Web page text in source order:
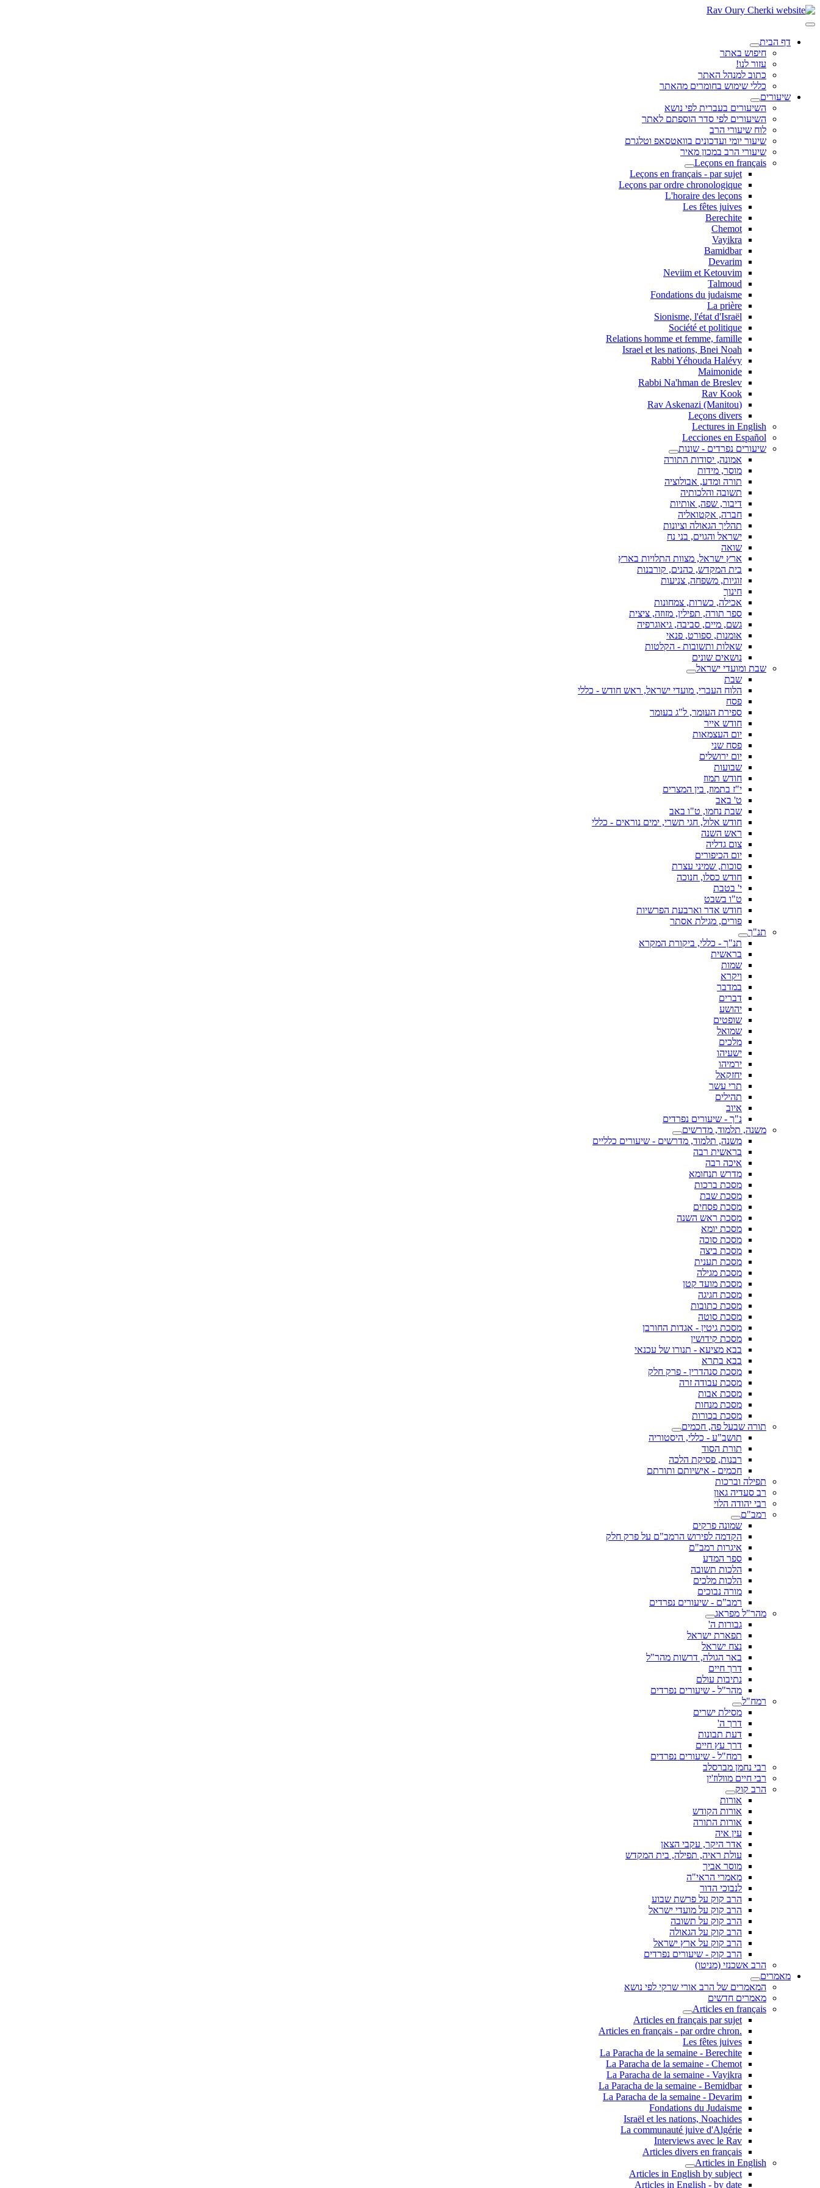
דף הבית
חיפוש באתר
עזור לנו!
כתוב למנהל האתר
כללי שימוש בחומרים מהאתר
שיעורים
השיעורים בעברית לפי נושא
השיעורים לפי סדר הוספתם לאתר
לוח שיעורי הרב
שיעור יומי ועדכונים בוואטסאפ וטלגרם
שיעורי הרב במכון מאיר
Leçons en français
Leçons en français - par sujet
Leçons par ordre chronologique
L'horaire des leçons
Les fêtes juives
Berechite
Chemot
Vayikra
Bamidbar
Devarim
Neviim et Ketouvim
Talmoud
Fondations du judaisme
La prière
Sionisme, l'état d'Israël
Société et politique
Relations homme et femme, famille
Israel et les nations, Bnei Noah
Rabbi Yéhouda Halévy
Maimonide
Rabbi Na'hman de Breslev
Rav Kook
(Rav Askenazi (Manitou
Leçons divers
Lectures in English
Lecciones en Español
שיעורים נפרדים - שונות
אמונה, יסודות התורה
מוסר, מידות
תורה ומדע, אבולוציה
תשובה והלכותיה
דיבור, שפה, אותיות
חברה, אקטואליה
תהליך הגאולה וציונות
ישראל והגוים, בני נח
שואה
ארץ ישראל, מצוות התלויות בארץ
בית המקדש, כהנים, קורבנות
זוגיות, משפחה, צניעות
חינוך
אכילה, כשרות, צמחונות
ספר תורה, תפילין, מזוזה, ציצית
גשם, מיים, סביבה, גיאוגרפיה
אומנות, ספורט, פנאי
שאלות ותשובות - הקלטות
נושאים שונים
שבת ומועדי ישראל
שבת
הלוח העברי, מועדי ישראל, ראש חודש - כללי
פסח
ספירת העומר, ל"ג בעומר
חודש אייר
יום העצמאות
פסח שני
יום ירושלים
שבועות
חודש תמוז
י"ז בתמוז, בין המצרים
ט' באב
שבת נחמו, ט"ו באב
חודש אלול, חגי תשרי, ימים נוראים - כללי
ראש השנה
צום גדליה
יום הכיפורים
סוכות, שמיני עצרת
חודש כסלו, חנוכה
י' בטבת
ט"ו בשבט
חודש אדר וארבעת הפרשיות
פורים, מגילת אסתר
תנ"ך
תנ"ך - כללי, ביקורת המקרא
בראשית
שמות
ויקרא
במדבר
דברים
יהושע
שופטים
שמואל
מלכים
ישעיהו
ירמיהו
יחזקאל
תרי עשר
תהילים
איוב
נ"ך - שיעורים נפרדים
משנה, תלמוד, מדרשים
משנה, תלמוד, מדרשים - שיעורים כלליים
בראשית רבה
איכה רבה
מדרש תנחומא
מסכת ברכות
מסכת שבת
מסכת פסחים
מסכת ראש השנה
מסכת יומא
מסכת סוכה
מסכת ביצה
מסכת תענית
מסכת מגילה
מסכת מועד קטן
מסכת חגיגה
מסכת כתובות
מסכת סוטה
מסכת גיטין - אגדות החורבן
מסכת קידושין
בבא מציעא - תנורו של עכנאי
בבא בתרא
מסכת סנהדרין - פרק חלק
מסכת עבודה זרה
מסכת אבות
מסכת מנחות
מסכת בכורות
תורה שבעל פה, חכמים
תושב"ע - כללי, היסטוריה
תורת הסוד
רבנות, פסיקת הלכה
חכמים - אישיותם ותורתם
תפילה וברכות
רב סעדיה גאון
רבי יהודה הלוי
רמב"ם
שמונה פרקים
הקדמה לפירוש הרמב"ם על פרק חלק
איגרות רמב"ם
ספר המדע
הלכות תשובה
הלכות מלכים
מורה נבוכים
רמב"ם - שיעורים נפרדים
מהר"ל מפראג
גבורות ה'
תפארת ישראל
נצח ישראל
באר הגולה, דרשות מהר"ל
דרך חיים
נתיבות עולם
מהר"ל - שיעורים נפרדים
רמח"ל
מסילת ישרים
דרך ה'
דעת תבונות
דרך עץ חיים
רמח"ל - שיעורים נפרדים
רבי נחמן מברסלב
רבי חיים מוולוז'ין
הרב קוק
אורות
אורות הקודש
אורות התורה
עין איה
אדר היקר, עקבי הצאן
עולת ראיה, תפילה, בית המקדש
מוסר אביך
מאמרי הראי"ה
לנבוכי הדור
הרב קוק על פרשת שבוע
הרב קוק על מועדי ישראל
הרב קוק על תשובה
הרב קוק על הגאולה
הרב קוק על ארץ ישראל
הרב קוק - שיעורים נפרדים
הרב אשכנזי (מניטו)
מאמרים
המאמרים של הרב אורי שרקי לפי נושא
מאמרים חדשים
Articles en français
Articles en français par sujet
.Articles en français - par ordre chron
Les fêtes juives
La Paracha de la semaine - Berechite
La Paracha de la semaine - Chemot
La Paracha de la semaine - Vayikra
La Paracha de la semaine - Bemidbar
La Paracha de la semaine - Devarim
Fondations du Judaisme
Israël et les nations, Noachides
La communauté juive d'Algérie
Interviews avec le Rav
Articles divers en français
Articles in English
Articles in English by subject
Articles in English - by date